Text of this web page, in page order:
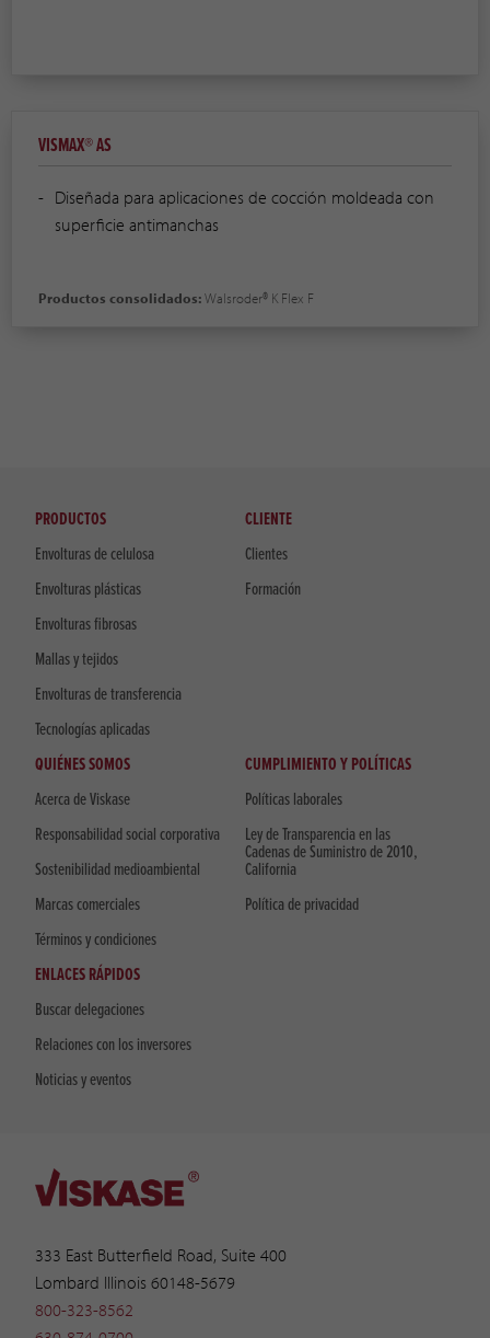
VISMAX® AS
Diseñada para aplicaciones de cocción moldeada con
superficie antimanchas
Productos consolidados:Walsroder® K Flex F
333 East Butterfield Road, Suite 400
Lombard Illinois 60148-5679
800-323-8562
PRODUCTOS
Envolturas de celulosa
Envolturas plásticas
Envolturas fibrosas
Mallas y tejidos
Envolturas de transferencia
Tecnologías aplicadas
CLIENTE
Clientes
Formación
QUIÉNES SOMOS
Acerca de Viskase
Responsabilidad social corporativa
Sostenibilidad medioambiental
Marcas comerciales
Términos y condiciones
CUMPLIMIENTO Y POLÍTICAS
Políticas laborales
Ley de Transparencia en las
Cadenas de Suministro de 2010,
California
Política de privacidad
ENLACES RÁPIDOS
Buscar delegaciones
Relaciones con los inversores
Noticias y eventos